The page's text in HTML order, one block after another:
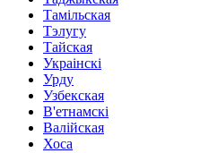
Тамільская
Тэлугу
Тайская
Украінскі
Урду
Узбекская
В'етнамскі
Валійская
Хоса